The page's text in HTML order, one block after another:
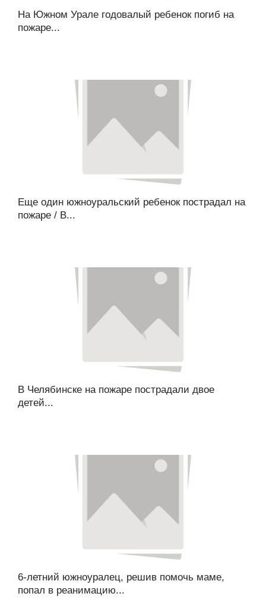
На Южном Урале годовалый ребенок погиб на
пожаре...
Еще один южноуральский ребенок пострадал на
пожаре / В...
В Челябинске на пожаре пострадали двое
детей...
6-летний южноуралец, решив помочь маме,
попал в реанимацию...